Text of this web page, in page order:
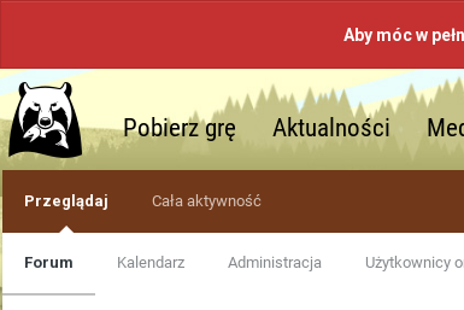
Aby móc w
Pobierz grę Aktualności
Przeglądaj
Forum Kalendarz Administracja Użytkownicy
Cała aktywność